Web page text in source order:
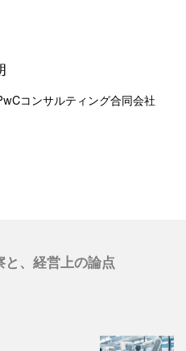
コンサルティング合同会社
、経営上の論点